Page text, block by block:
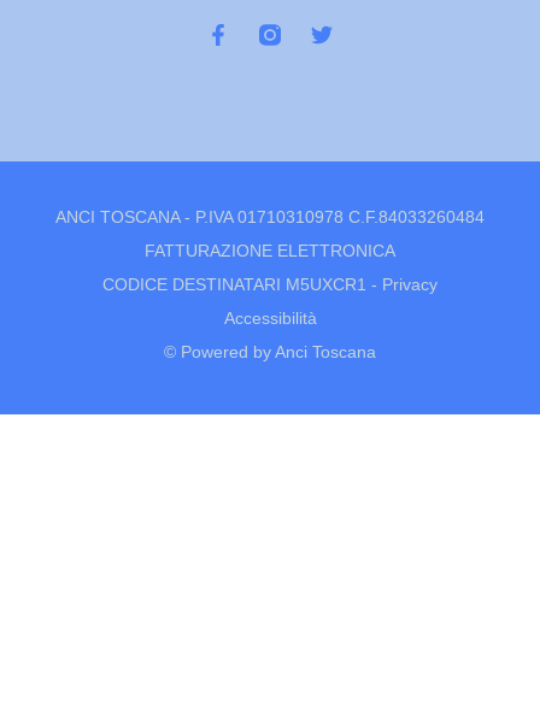
ANCI TOSCANA - P.IVA 01710310978 C.F.84033260484
FATTURAZIONE ELETTRONICA
CODICE DESTINATARI M5UXCR1 - Privacy
Accessibilità
© Powered by Anci Toscana